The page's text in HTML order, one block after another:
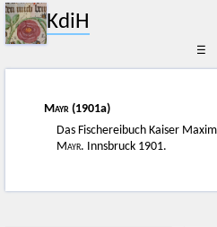
KdiH
☰
Mayr (1901a)
Das Fischereibuch Kaiser
Mayr. Innsbruck 1901.